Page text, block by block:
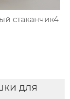
стаканчик4
для